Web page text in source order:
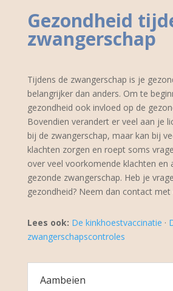
Gezondheid
zwangerschap
Tijdens de zwangerschap is je
belangrijker dan anders. Om te
gezondheid ook invloed op de
Bovendien verandert er veel aan je
bij de zwangerschap, maar kan bij
klachten zorgen en roept soms
over veel voorkomende klachten en
gezonde zwangerschap. Heb je
gezondheid? Neem dan contact met
Lees ook: De kinkhoestvaccinatie ·
zwangerschapscontroles
Aambeien